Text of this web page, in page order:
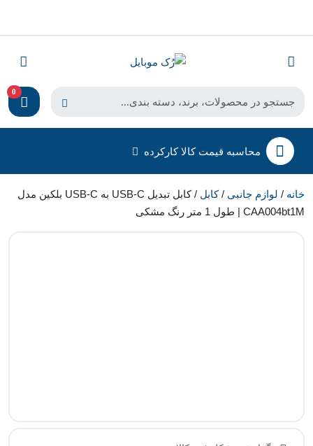
0
محاسبه قیمت کالا کارکرده
خانه / لوازم جانبی /کابل
/ کابل تبدیل USB-C به USB-C بلکین مدل
CAA004bt1M | طول 1 متر رنگ مشکی